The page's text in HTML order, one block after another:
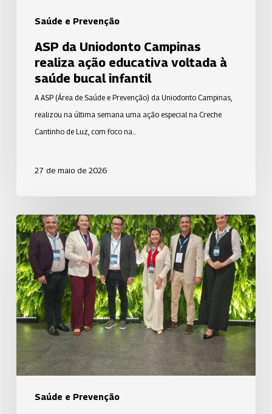
Saúde e Prevenção
bucal
ASP da Uniodonto Campinas
realiza ação educativa voltada à
saúde bucal infantil
A ASP (Área de Saúde e Prevenção) da Uniodonto Campinas,
realizou na última semana uma ação especial na Creche
Cantinho de Luz, com foco na…
27 de maio de 2026
Saúde e Prevenção
Uniodonto
Goiânia
amplia
debate
sobre
prevenção
e
excelência
atendimento
odontológico